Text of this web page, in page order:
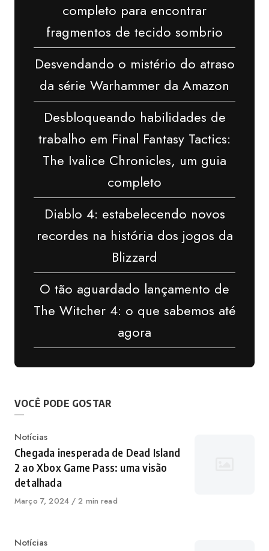
completo para encontrar
fragmentos de tecido sombrio
Desvendando o mistério do atraso
da série Warhammer da Amazon
Desbloqueando habilidades de
trabalho em Final Fantasy Tactics:
The Ivalice Chronicles, um guia
completo
Diablo 4: estabelecendo novos
recordes na história dos jogos da
Blizzard
O tão aguardado lançamento de
The Witcher 4: o que sabemos até
agora
VOCÊ PODE GOSTAR
Categoria
Notícias
Chegada inesperada de Dead Island
2 ao Xbox Game Pass: uma visão
detalhada
Publicado
Março 7, 2024 2 min read
Categoria
Notícias